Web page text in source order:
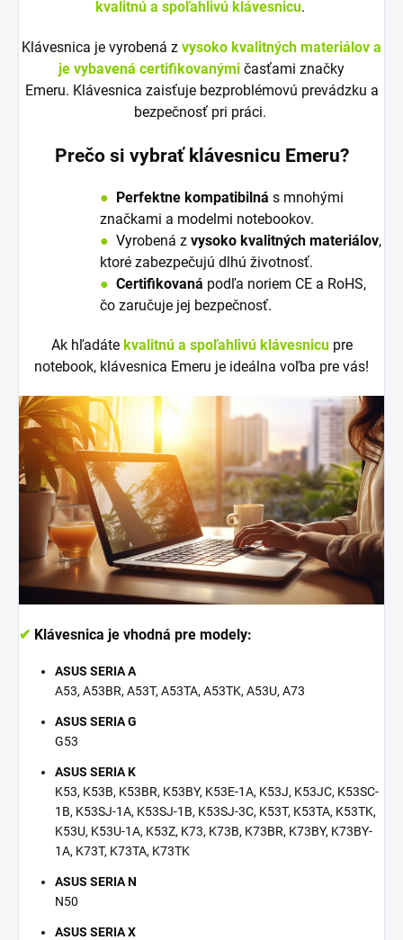
kvalitnú a spoľahlivú klávesnicu.
Klávesnica je vyrobená z vysoko kvalitných materiálov a
je vybavená certifikovanými časťami značky
Emeru. Klávesnica zaisťuje bezproblémovú prevádzku a
bezpečnosť pri práci.
Prečo si vybrať klávesnicu Emeru?
● Perfektne kompatibilná s mnohými
značkami a modelmi notebookov.
● Vyrobená z vysoko kvalitných materiálov,
ktoré zabezpečujú dlhú životnosť.
● Certifikovaná podľa noriem CE a RoHS,
čo zaručuje jej bezpečnosť.
Ak hľadáte kvalitnú a spoľahlivú klávesnicu pre
notebook, klávesnica Emeru je ideálna voľba pre vás!
✔ Klávesnica je vhodná pre modely:
ASUS SERIA A
A53, A53BR, A53T, A53TA, A53TK, A53U, A73
ASUS SERIA G
G53
ASUS SERIA K
K53, K53B, K53BR, K53BY, K53E-1A, K53J, K53JC, K53SC-
1B, K53SJ-1A, K53SJ-1B, K53SJ-3C, K53T, K53TA, K53TK,
K53U, K53U-1A, K53Z, K73, K73B, K73BR, K73BY, K73BY-
1A, K73T, K73TA, K73TK
ASUS SERIA N
N50
ASUS SERIA X